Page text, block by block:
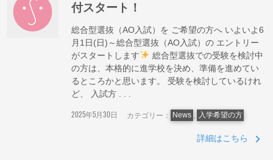
付スタート！
総合型選抜（AO入試）を ご希望の方へ いよいよ6
月1日(日)～総合型選抜（AO入試）の エントリー
がスタートします
総合型選抜での受験を検討中
の方は、本格的に進学校を決め、準備を進めてい
るところかと思います。 受験を検討しているけれ
ど、 入試方 . . .
2025年5月30日 カテゴリー： News 入学希望の方
詳細はこちら